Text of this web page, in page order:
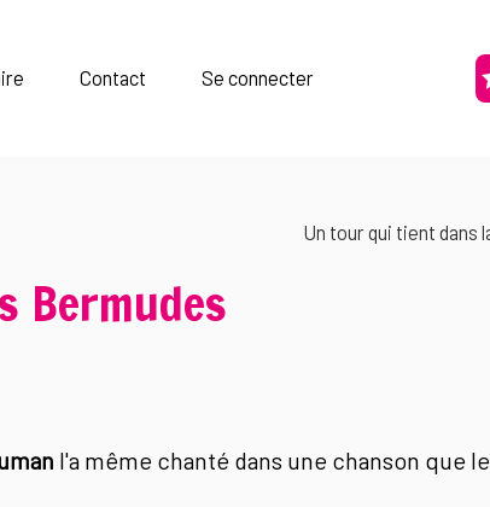
Contact Se connecter
Un tour qui tient dans
Bermudes
l'a même chanté dans une chanson que